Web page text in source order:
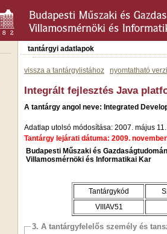
tantárgyi adatlapok
vissza a tantárgylistához nyomtatható
Integrált fejlesztés Java
A tantárgy angol neve: Integrated
Adatlap utolsó módosítása: 2007. május 11.
Tantárgy lejárati dátuma: 2009.
Budapesti Műszaki és
Villamosmérnöki és Informatikai Kar
Tantárgykód
VIIIAV51
3. A tantárgyfelelős személy és